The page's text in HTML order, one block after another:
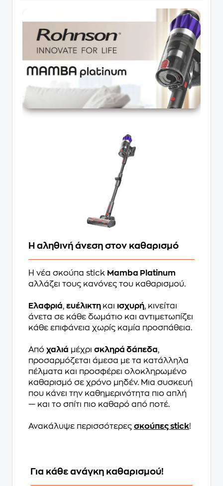
Η αληθινή άνεση στον καθαρισμό
Η νέα σκούπα stick Mamba Platinum
αλλάζει τους κανόνες του καθαρισμού.
Ελαφριά, ευέλικτη και ισχυρή, κινείται
άνετα σε κάθε δωμάτιο και αντιμετωπίζει
κάθε επιφάνεια χωρίς καμία προσπάθεια.
Από χαλιά μέχρι σκληρά δάπεδα,
προσαρμόζεται άμεσα με τα κατάλληλα
πέλματα και προσφέρει ολοκληρωμένο
καθαρισμό σε χρόνο μηδέν. Μια συσκευή
που κάνει την καθημερινότητα πιο απλή
— και το σπίτι πιο καθαρό από ποτέ.
Ανακάλυψε περισσότερες σκούπες stick!
Για κάθε ανάγκη καθαρισμού!